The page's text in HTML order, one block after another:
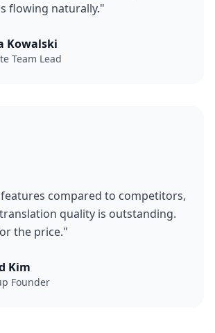
flowing naturally."
Kowalski
Team Lead
features compared to competitors,
quality is outstanding.
the price."
Kim
Founder